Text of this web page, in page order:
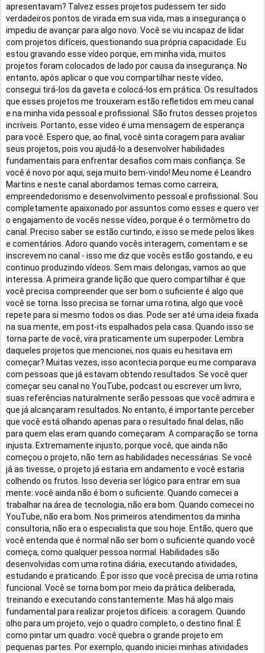
apresentavam? Talvez esses projetos pudessem ter sido
verdadeiros pontos de virada em sua vida, mas a insegurança o
impediu de avançar para algo novo. Você se viu incapaz de lidar
com projetos difíceis, questionando sua própria capacidade. Eu
estou gravando esse vídeo porque, em minha vida, muitos
projetos foram colocados de lado por causa da insegurança. No
entanto, após aplicar o que vou compartilhar neste vídeo,
consegui tirá-los da gaveta e colocá-los em prática. Os resultados
que esses projetos me trouxeram estão refletidos em meu canal
e na minha vida pessoal e profissional. São frutos desses projetos
incríveis. Portanto, esse vídeo é uma mensagem de esperança
para você. Espero que, ao final, você sinta coragem para avaliar
seus projetos, pois vou ajudá-lo a desenvolver habilidades
fundamentais para enfrentar desafios com mais confiança. Se
você é novo por aqui, seja muito bem-vindo! Meu nome é Leandro
Martins e neste canal abordamos temas como carreira,
empreendedorismo e desenvolvimento pessoal e profissional. Sou
completamente apaixonado por assuntos como esses e quero ver
o engajamento de vocês nesse vídeo, porque é o termômetro do
canal. Preciso saber se estão curtindo, e isso se mede pelos likes
e comentários. Adoro quando vocês interagem, comentam e se
inscrevem no canal - isso me diz que vocês estão gostando, e eu
continuo produzindo vídeos. Sem mais delongas, vamos ao que
interessa. A primeira grande lição que quero compartilhar é que
você precisa compreender que ser bom o suficiente é algo que
você se torna. Isso precisa se tornar uma rotina, algo que você
repete para si mesmo todos os dias. Pode ser até uma ideia fixada
na sua mente, em post-its espalhados pela casa. Quando isso se
torna parte de você, vira praticamente um superpoder. Lembra
daqueles projetos que mencionei, nos quais eu hesitava em
começar? Muitas vezes, isso acontecia porque eu me comparava
com pessoas que já estavam obtendo resultados. Se você quer
começar seu canal no YouTube, podcast ou escrever um livro,
suas referências naturalmente serão pessoas que você admira e
que já alcançaram resultados. No entanto, é importante perceber
que você está olhando apenas para o resultado final delas, não
para quem elas eram quando começaram. A comparação se torna
injusta. Extremamente injusto, porque você, que ainda não
começou o projeto, não tem as habilidades necessárias. Se você
já as tivesse, o projeto já estaria em andamento e você estaria
colhendo os frutos. Isso deveria ser lógico para entrar em sua
mente: você ainda não é bom o suficiente. Quando comecei a
trabalhar na área de tecnologia, não era bom. Quando comecei no
YouTube, não era bom. Nos primeiros atendimentos da minha
consultoria, não era o especialista que sou hoje. Então, quero que
você entenda que é normal não ser bom o suficiente quando você
começa, como qualquer pessoa normal. Habilidades são
desenvolvidas com uma rotina diária, executando atividades,
estudando e praticando. É por isso que você precisa de uma rotina
funcional. Você se torna bom por meio da prática deliberada,
treinando e executando constantemente. Mas há algo mais
fundamental para realizar projetos difíceis: a coragem. Quando
olho para um projeto, vejo o quadro completo, o destino final. É
como pintar um quadro: você quebra o grande projeto em
pequenas partes. Por exemplo, quando iniciei minhas atividades